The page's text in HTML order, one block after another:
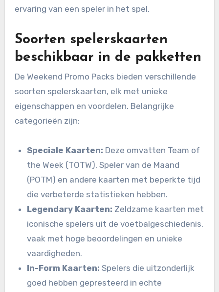
ervaring van een speler in het spel.
Soorten spelerskaarten
beschikbaar in de pakketten
De Weekend Promo Packs bieden verschillende
soorten spelerskaarten, elk met unieke
eigenschappen en voordelen. Belangrijke
categorieën zijn:
Speciale Kaarten: Deze omvatten Team of
the Week (TOTW), Speler van de Maand
(POTM) en andere kaarten met beperkte tijd
die verbeterde statistieken hebben.
Legendary Kaarten: Zeldzame kaarten met
iconische spelers uit de voetbalgeschiedenis,
vaak met hoge beoordelingen en unieke
vaardigheden.
In-Form Kaarten: Spelers die uitzonderlijk
goed hebben gepresteerd in echte